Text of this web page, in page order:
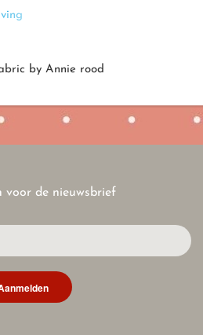
by Annie rood
voor de nieuwsbrief